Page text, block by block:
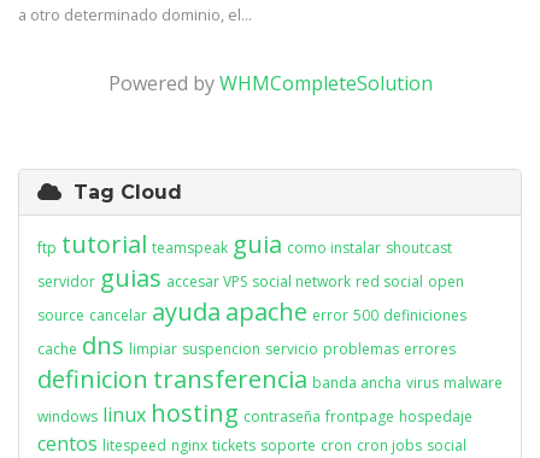
a otro determinado dominio, el...
Powered byWHMCompleteSolution
Tag Cloud
ftp tutorial teamspeak guia como instalar shoutcast
servidor guias accesar VPS social network red social open
source cancelar ayuda apache error 500 definiciones
cache dns limpiar suspencion servicio problemas errores
definicion transferencia banda ancha virus malware
windows linux hosting contraseña frontpage hospedaje
centos litespeed nginx tickets soporte cron cron jobs social